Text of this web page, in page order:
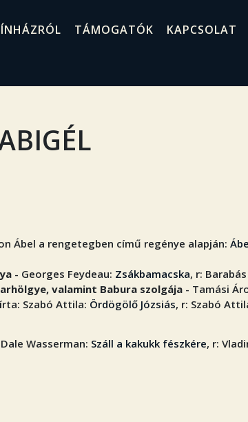
TÁMOGATÓK
KAPCSOLAT
Ábel a rengetegben című regénye alapján:
- Georges Feydeau: Zsákbamacska, r:
valamint Babura szolgája - Tamási
Szabó Attila: Ördögölő Józsiás, r: Szabó
Wasserman: Száll a kakukk fészkére, r: